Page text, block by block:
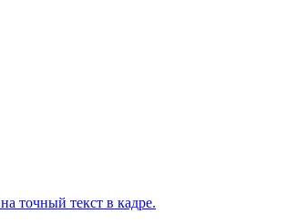
точный текст в кадре.